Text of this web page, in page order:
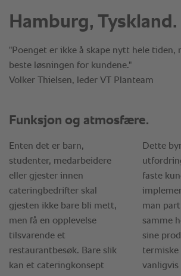
Hamburg, Tyskland.
"Poenget er ikke å skape nytt hele tiden,
beste løsningen for kundene."
Volker Thielsen, leder VT Planteam